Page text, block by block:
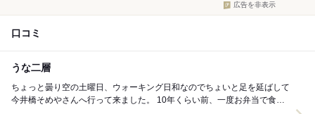
広告を非表示
口コミ
うな二層
ちょっと曇り空の土曜日、ウォーキング日和なのでちょいと足を延ばして
今井橋そめやさんへ行って来ました。 10年くらい前、一度お弁当で食べ